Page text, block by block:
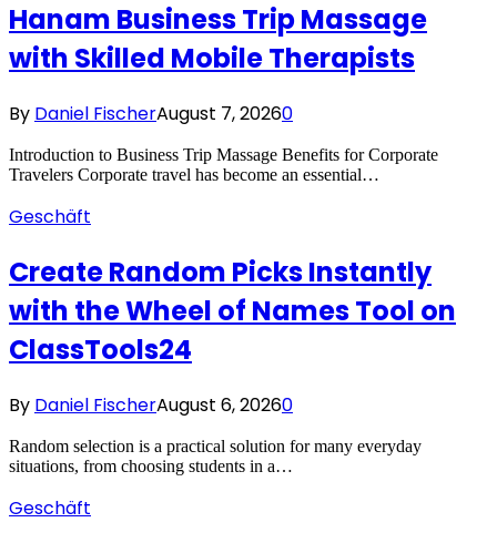
Hanam Business Trip Massage
with Skilled Mobile Therapists
By Daniel FischerAugust 7, 20260
Introduction to Business Trip Massage Benefits for Corporate
Travelers Corporate travel has become an essential…
Geschäft
Create Random Picks Instantly
with the Wheel of Names Tool on
ClassTools24
By Daniel FischerAugust 6, 20260
Random selection is a practical solution for many everyday
situations, from choosing students in a…
Geschäft